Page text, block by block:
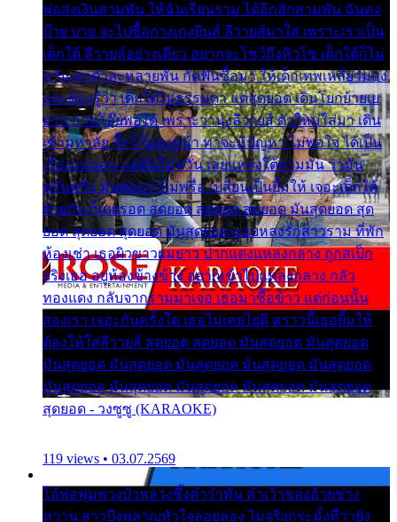
พ่อส่งเงินสามพัน ให้ฉันเรียนราม ได้อีกสักสามพัน ฉันคง
บ๊าย บาย จะไปซื้อกางเกงยีนส์ ลีวายส์มาใส่ เพราะเราเป็น
เด็กใต้ ลีวายส์อย่างเดียว อยากจะโชว์ถึงหิวโซ เด็กใต้ก็ไม่
หวั่น ตกตัวละหลายพัน กัดฟันซื้อมา ให้เด็กเทพเหลียวมอง
และต้องรู้ว่า เด็กใต้ไม่ธรรมดา แต่สุดยอด เดินโยกย้ายเย
ยวน กวนโอ๊ยพอได้ เพราะว่านุ่งลีวายส์ ตัวใหม่ใส่มา เดิน
เข้ามหาลัย จิ๊กโก๊มองหน้า ท่าจะมีปัญหา ไม่พอใจ ได้เป็น
เรื่องแน่นอน แต่ฉันไม่หวั่น เลยแหลงใต้ถามมัน ว่ามัน
พรั่นพรือ มันตอบว่าไม่พรื่อ เปลี่ยนเป็นยิ้มให้ เจอะเด็กใต้
ด้วยกัน ก็เลยรอด สุดยอด สุดยอด สุดยอด มันสุดยอด สุด
ยอด สุดยอด สุดยอด มันสุดยอด แอบหลงรักสาวราม ที่พัก
ห้องเช่า เธอผิวขาวผมยาว ปากแดงแหลงกลาง ถูกสเป็ก
จริงเธอ อยู่ห้องข้างข้าง อยากเข้าไปแหลงกลาง กลัว
ทองแดง กลับจากรามมาเจอ เธอมาซื้อข้าว แต่ก่อนนั้น
สองเรา เจอะกันครั้งใด เธอไม่เคยไยดี คราวนี้เธอยิ้มให้
ต้องให้ใส่ลีวายส์ สุดยอด สุดยอด มันสุดยอด มันสุดยอด
มันสุดยอด มันสุดยอด มันสุดยอด มันสุดยอด มันสุดยอด
มันสุดยอด มันสุดยอด มันสุดยอด มันสุดยอด มันสุดยอด
สุดยอด - วงซูซู (KARAOKE)
119 views • 03.07.2569
โอ้พ่อพุ่มพวงบัวหลวงซึ้งคำรำพัน คำเว้าของอ้ายช่าง
หวาน สาวบึงพลาญหัวใจลอยล่อง ไม่จริงกระมั้งที่ว่ายัง